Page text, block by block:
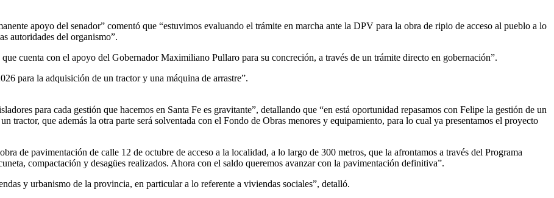
apoyo del senador” comentó que “estuvimos evaluando el trámite en marcha ante la DPV para la obra de ripio de acceso al pueblo a lo
autoridades del organismo”.
cuenta con el apoyo del Gobernador Maximiliano Pullaro para su concreción, a través de un trámite directo en gobernación”.
para la adquisición de un tractor y una máquina de arrastre”.
para cada gestión que hacemos en Santa Fe es gravitante”, detallando que “en está oportunidad repasamos con Felipe la gestión de un
tractor, que además la otra parte será solventada con el Fondo de Obras menores y equipamiento, para lo cual ya presentamos el proyecto
de pavimentación de calle 12 de octubre de acceso a la localidad, a lo largo de 300 metros, que la afrontamos a través del Programa
compactación y desagües realizados. Ahora con el saldo queremos avanzar con la pavimentación definitiva”.
y urbanismo de la provincia, en particular a lo referente a viviendas sociales”, detalló.